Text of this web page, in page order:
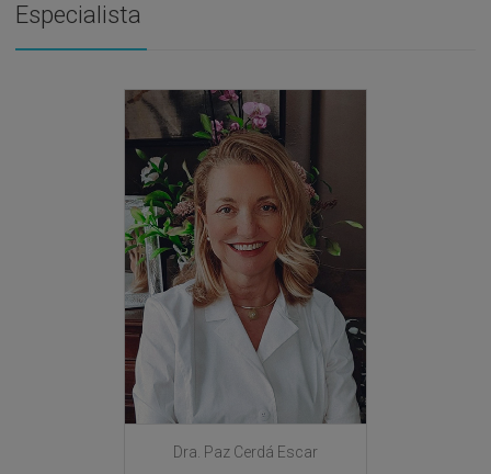
Especialista
Dra. Paz Cerdá Escar